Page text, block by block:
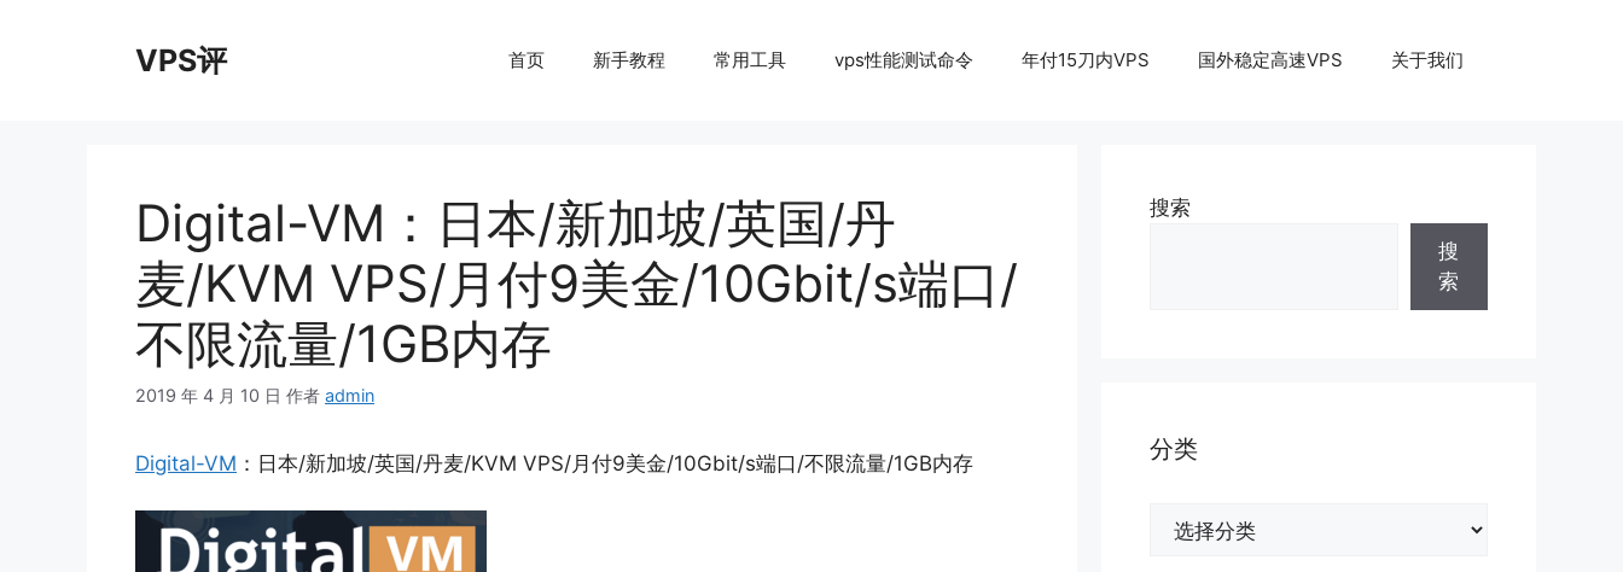
VPS评 首页 新手教程 常用工具 vps性能测试命令 年付15刀内VPS 国外稳定高速VPS 关于我们
Digital-VM：日本/新加坡/英国/丹
麦/KVM VPS/月付9美金/10Gbit/s端口/
不限流量/1GB内存
2019 年 4 月 10 日 作者 admin
Digital-VM ：日本/新加坡/英国/丹麦/KVM VPS/月付9美金/10Gbit/s端口/不限流量/1GB内存
搜索
搜
索
分类